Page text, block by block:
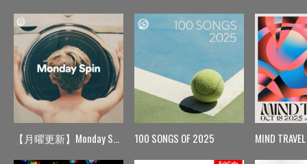
【月曜更新】Monday Spin 100 SONGS OF 2025 MIND TRAVEL